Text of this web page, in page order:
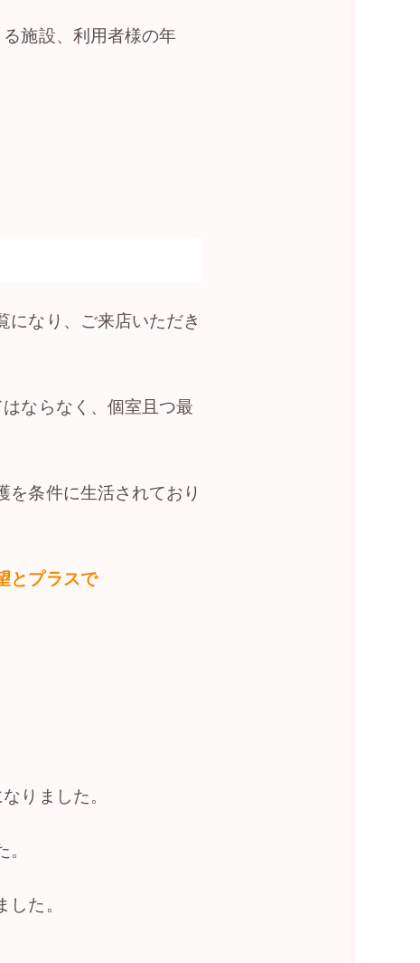
施設、利用者様の年
になり、ご来店いただき
ならなく、個室且つ最
を条件に生活されており
とプラスで
りました。
た。